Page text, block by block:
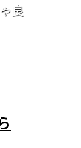
良